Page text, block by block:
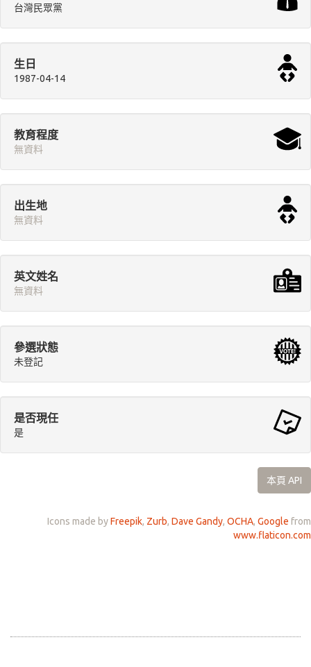
台灣民眾黨
生日
1987-04-14
教育程度
無資料
出生地
無資料
英文姓名
無資料
參選狀態
未登記
是否現任
是
本頁 API
Icons made byFreepik, Zurb, Dave Gandy, OCHA, Google from
www.flaticon.com